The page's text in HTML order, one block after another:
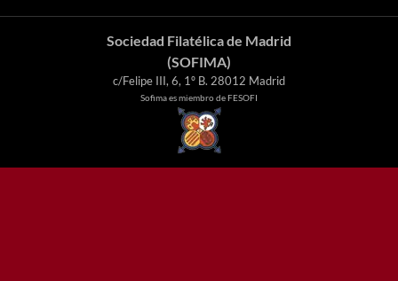
Sociedad Filatélica de Madrid
(SOFIMA)
c/Felipe III, 6, 1º B. 28012 Madrid
Sofima es miembro de FESOFI